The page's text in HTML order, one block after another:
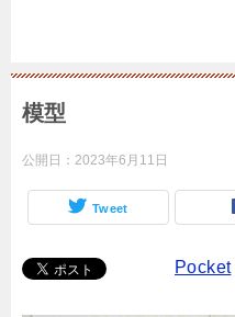
模型
公開日： 2023年6月11日
Tweet
Pocket